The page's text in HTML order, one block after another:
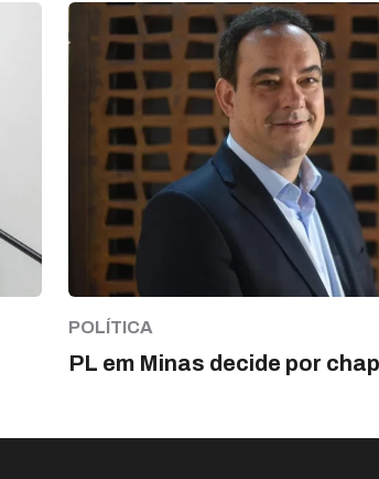
POLÍTICA
PL em Minas decide por